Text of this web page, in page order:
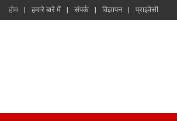
होम हमारे बारे में संपर्क विज्ञापन प्राइवेसी